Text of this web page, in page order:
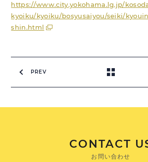
https://www.city.yokohama.lg.jp/
kyoiku/kyoiku/bosyusaiyou/seiki/
shin.html
PREV
CONTACT
お問い合わせ